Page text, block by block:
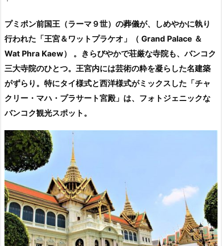
プミポン前国王（ラーマ９世）の葬儀が、しめやかに執り
行われた「王宮＆ワットプラケオ」（ Grand Palace ＆
Wat Phra Kaew）
。きらびやかで荘厳な寺院も、バンコク
三大寺院のひとつ。王宮内には芸術の粋を凝らした名建築
がずらり。特にタイ様式と西洋様式がミックスした「チャ
クリー・マハ・プラサート宮殿」は、フォトジェニックな
バンコク観光スポット。